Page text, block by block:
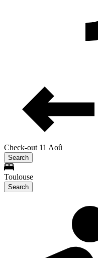
Check-out 11 Aoû
Search
Toulouse
Search